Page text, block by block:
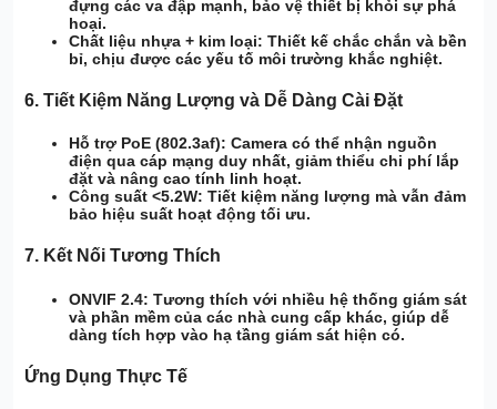
đựng các va đập mạnh, bảo vệ thiết bị khỏi sự phá
hoại.
Chất liệu nhựa + kim loại: Thiết kế chắc chắn và bền
bỉ, chịu được các yếu tố môi trường khắc nghiệt.
6.Tiết Kiệm Năng Lượng và Dễ Dàng Cài Đặt
Hỗ trợ PoE (802.3af): Camera có thể nhận nguồn
điện qua cáp mạng duy nhất, giảm thiểu chi phí lắp
đặt và nâng cao tính linh hoạt.
Công suất <5.2W: Tiết kiệm năng lượng mà vẫn đảm
bảo hiệu suất hoạt động tối ưu.
7. Kết Nối Tương Thích
ONVIF 2.4: Tương thích với nhiều hệ thống giám sát
và phần mềm của các nhà cung cấp khác, giúp dễ
dàng tích hợp vào hạ tầng giám sát hiện có.
Ứng Dụng Thực Tế